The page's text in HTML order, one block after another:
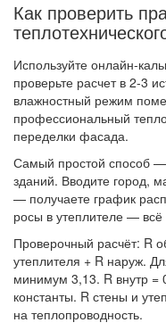
Как проверить
Используйте онлайн-
проверьте расчет в 2-3
влажностный режим
профессиональный
переделки фасада.
Самый простой способ —
зданий. Вводите город,
— получаете график
росы в утеплителе — всё
Проверочный расчёт: R
утеплителя + R наруж.
минимум 3,13. R внутр
константы. R стены и
на теплопроводность.